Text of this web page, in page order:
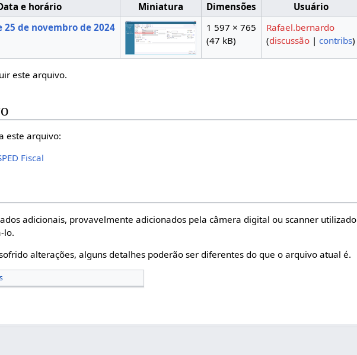
e horário Miniatura Dimensões Usuário
25 de novembro de 2024
1 597 × 765
(47 kB)
Rafael.bernardo
(discussão| contribs)
este arquivo.
este arquivo:
Fiscal
adicionais, provavelmente adicionados pela câmera digital ou scanner utilizado
lo.
alterações, alguns detalhes poderão ser diferentes do que o arquivo atual é.